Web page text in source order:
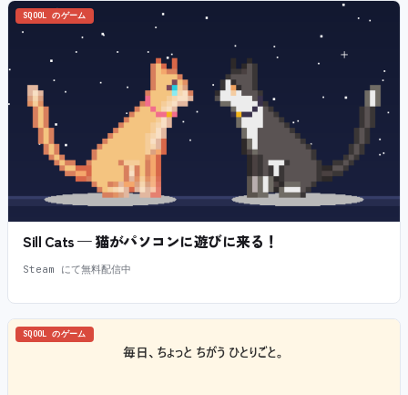
SQOOL のゲーム
Sill Cats — 猫がパソコンに遊びに来る！
Steam にて無料配信中
SQOOL のゲーム